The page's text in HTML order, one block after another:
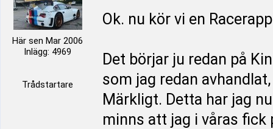
Här sen Mar 2006
Inlägg: 4969
Trådstartare
Ok. nu kör vi en
Det börjar ju redan på
som jag redan
Märkligt. Detta har jag
minns att jag i våras fick